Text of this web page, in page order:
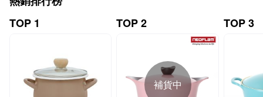
TOP 1
TOP 2
補貨中
TOP 3